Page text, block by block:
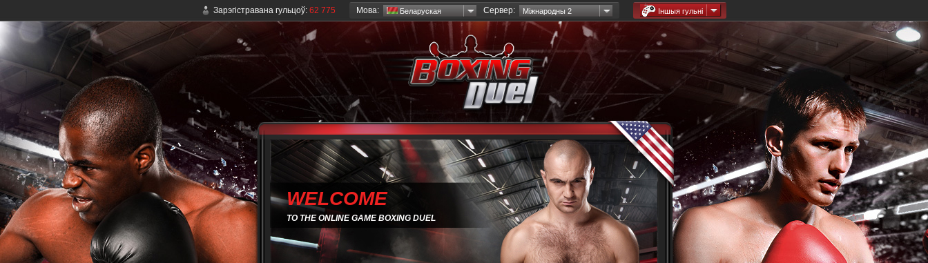
Зарэгістравана гульцоў: 62 775 Мова: Беларуская Сервер: Міжнародны 2 Іншыя гульні
WELCOME
TO THE ONLINE GAME BOXING DUEL